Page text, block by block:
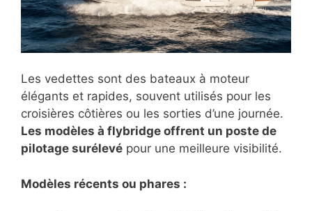
Les vedettes sont des bateaux à moteur
élégants et rapides, souvent utilisés pour les
croisières côtières ou les sorties d’une journée.
Les modèles à flybridge offrent un poste de
pilotage surélevé pour une meilleure visibilité.
Modèles récents ou phares :